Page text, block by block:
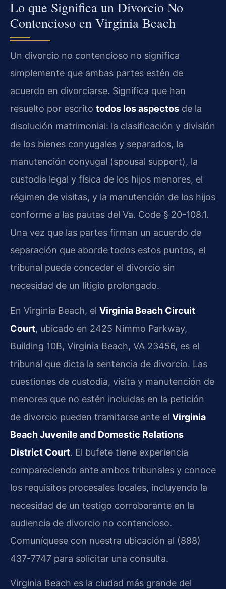
Lo que Significa un Divorcio No
Contencioso en Virginia Beach
Un divorcio no contencioso no significa
simplemente que ambas partes estén de
acuerdo en divorciarse. Significa que han
resuelto por escrito todos los aspectos de la
disolución matrimonial: la clasificación y división
de los bienes conyugales y separados, la
manutención conyugal (spousal support), la
custodia legal y física de los hijos menores, el
régimen de visitas, y la manutención de los hijos
conforme a las pautas del Va. Code § 20-108.1.
Una vez que las partes firman un acuerdo de
separación que aborde todos estos puntos, el
tribunal puede conceder el divorcio sin
necesidad de un litigio prolongado.
En Virginia Beach, el Virginia Beach Circuit
Court, ubicado en 2425 Nimmo Parkway,
Building 10B, Virginia Beach, VA 23456, es el
tribunal que dicta la sentencia de divorcio. Las
cuestiones de custodia, visita y manutención de
menores que no estén incluidas en la petición
de divorcio pueden tramitarse ante el Virginia
Beach Juvenile and Domestic Relations
District Court. El bufete tiene experiencia
compareciendo ante ambos tribunales y conoce
los requisitos procesales locales, incluyendo la
necesidad de un testigo corroborante en la
audiencia de divorcio no contencioso.
Comuníquese con nuestra ubicación al (888)
437-7747 para solicitar una consulta.
Virginia Beach es la ciudad más grande del